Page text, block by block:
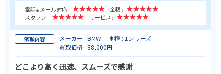
電話&メール対応 :
金額 :
スタッフ :
サービス :
依頼内容 メーカー : BMW
車種 : 1シリーズ
買取価格 : 88,000円
どこより高く迅速、スムーズで感謝